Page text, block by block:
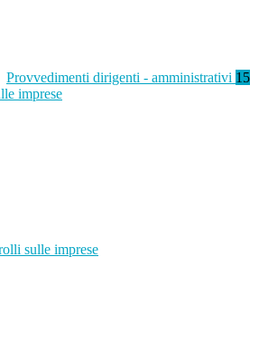
Provvedimenti dirigenti - amministrativi 15
imprese
sulle imprese